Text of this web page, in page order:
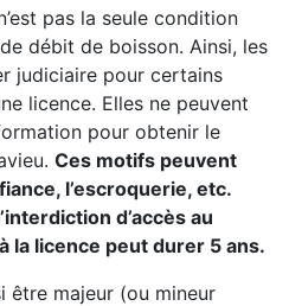
pas la seule condition
débit de boisson. Ainsi, les
judiciaire pour certains
licence. Elles ne peuvent
pour obtenir le
Ces motifs peuvent
l’escroquerie, etc.
d’accès au
la licence peut durer 5 ans.
être majeur (ou mineur